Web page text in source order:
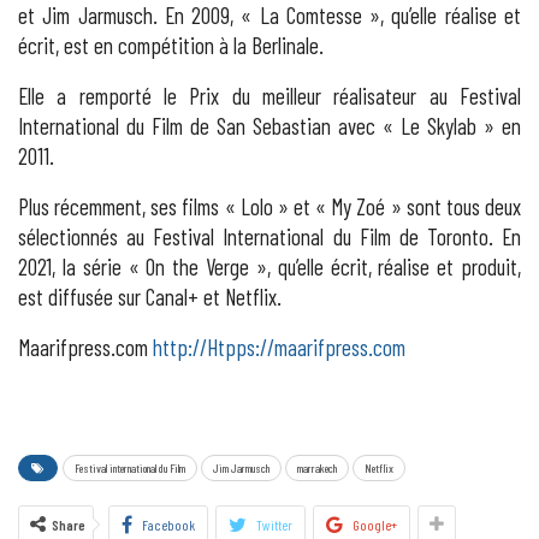
et Jim Jarmusch. En 2009, « La Comtesse », qu’elle réalise et
écrit, est en compétition à la Berlinale.
Elle a remporté le Prix du meilleur réalisateur au Festival
International du Film de San Sebastian avec « Le Skylab » en
2011.
Plus récemment, ses films « Lolo » et « My Zoé » sont tous deux
sélectionnés au Festival International du Film de Toronto. En
2021, la série « On the Verge », qu’elle écrit, réalise et produit,
est diffusée sur Canal+ et Netflix.
Maarifpress.com http://Htpps://maarifpress.com
Festival international du Film Jim Jarmusch marrakech Netflix
Share Facebook Twitter Google+